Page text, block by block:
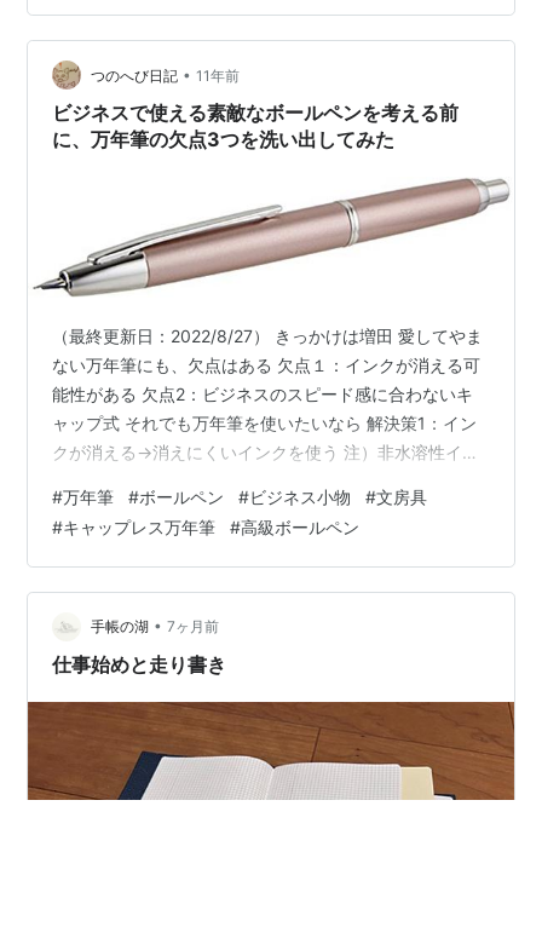
いく中で、キャップレス万年筆に最近興味が湧いてい
て、 今回なんの気なしに大曽根にある三光堂さんに見に
行ったのですが。。 これに出会い、お持ち帰り(ご購入…
つのへび日記 • 11年前
ビジネスで使える素敵なボールペンを考える前
に、万年筆の欠点3つを洗い出してみた
（最終更新日：2022/8/27） きっかけは増田 愛してやま
ない万年筆にも、欠点はある 欠点１：インクが消える可
能性がある 欠点2：ビジネスのスピード感に合わないキ
ャップ式 それでも万年筆を使いたいなら 解決策1：イン
クが消える→消えにくいインクを使う 注）非水溶性イン
い→ノック式万年筆を使う それでも万年筆が不向きな理
由：第3の欠点 ⇒書きました！ きっかけは増田 「社会人
だったらもう少しいいペン使った方いいんじゃないか」
先輩から.. [増田] [文房具] モンブランは本体だけじゃな
くメーカー修理の費用が高すぎるから、二択ならパーカ
ーか…
#万年筆 #ボールペン #ビジネス小物 #文房具
#キャップレス万年筆 #高級ボールペン
手帳の湖 • 7ヶ月前
仕事始めと走り書き